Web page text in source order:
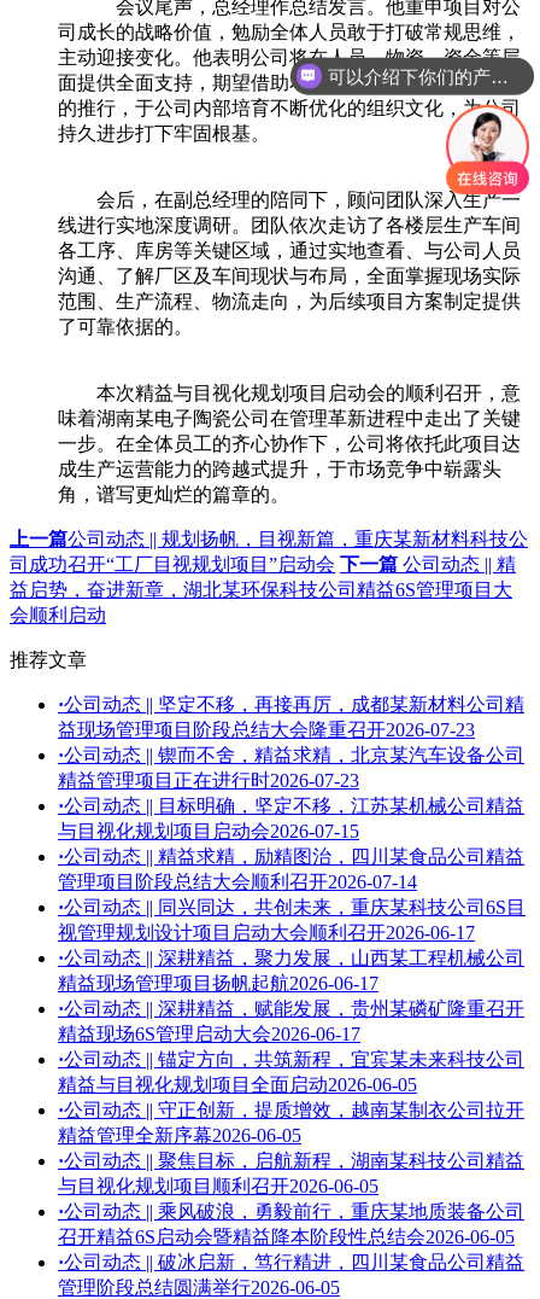
会议尾声，总经理作总结发言。他重申项目对公
司成长的战略价值，勉励全体人员敢于打破常规思维，
主动迎接变化。他表明公司将在人员、物资、资金等层
面提供全面支持，期望借助本次精益与目视化规划项目
的推行，于公司内部培育不断优化的组织文化，为公司
持久进步打下牢固根基。
会后，在副总经理的陪同下，顾问团队深入生产一
线进行实地深度调研。团队依次走访了各楼层生产车间
各工序、库房等关键区域，通过实地查看、与公司人员
沟通、了解厂区及车间现状与布局，全面掌握现场实际
范围、生产流程、物流走向，为后续项目方案制定提供
了可靠依据的。
本次精益与目视化规划项目启动会的顺利召开，意
味着湖南某电子陶瓷公司在管理革新进程中走出了关键
一步。在全体员工的齐心协作下，公司将依托此项目达
成生产运营能力的跨越式提升，于市场竞争中崭露头
角，谱写更灿烂的篇章的。
上一篇公司动态 || 规划扬帆，目视新篇，重庆某新材料科技公
司成功召开“工厂目视规划项目”启动会 下一篇 公司动态 || 精
益启势，奋进新章，湖北某环保科技公司精益6S管理项目大
会顺利启动
推荐文章
·公司动态 || 坚定不移，再接再厉，成都某新材料公司精
益现场管理项目阶段总结大会隆重召开2026-07-23
·公司动态 || 锲而不舍，精益求精，北京某汽车设备公司
精益管理项目正在进行时2026-07-23
·公司动态 || 目标明确，坚定不移，江苏某机械公司精益
与目视化规划项目启动会2026-07-15
·公司动态 || 精益求精，励精图治，四川某食品公司精益
管理项目阶段总结大会顺利召开2026-07-14
·公司动态 || 同兴同达，共创未来，重庆某科技公司6S目
视管理规划设计项目启动大会顺利召开2026-06-17
·公司动态 || 深耕精益，聚力发展，山西某工程机械公司
精益现场管理项目扬帆起航2026-06-17
·公司动态 || 深耕精益，赋能发展，贵州某磷矿隆重召开
精益现场6S管理启动大会2026-06-17
·公司动态 || 锚定方向，共筑新程，宜宾某未来科技公司
精益与目视化规划项目全面启动2026-06-05
·公司动态 || 守正创新，提质增效，越南某制衣公司拉开
精益管理全新序幕2026-06-05
·公司动态 || 聚焦目标，启航新程，湖南某科技公司精益
与目视化规划项目顺利召开2026-06-05
·公司动态 || 乘风破浪，勇毅前行，重庆某地质装备公司
召开精益6S启动会暨精益降本阶段性总结会2026-06-05
·公司动态 || 破冰启新，笃行精进，四川某食品公司精益
管理阶段总结圆满举行2026-06-05
可以介绍下你们的产品么